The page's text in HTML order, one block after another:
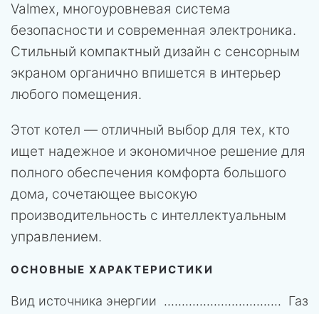
Valmex, многоуровневая система
безопасности и современная электроника.
Стильный компактный дизайн с сенсорным
экраном органично впишется в интерьер
любого помещения.
Этот котел — отличный выбор для тех, кто
ищет надежное и экономичное решение для
полного обеспечения комфорта большого
дома, сочетающее высокую
производительность с интеллектуальным
управлением.
ОСНОВНЫЕ ХАРАКТЕРИСТИКИ
Вид источника энергии
Газ